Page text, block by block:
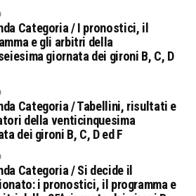
Categoria / I pronostici, il
e gli arbitri della
giornata dei gironi B, C, D
Categoria / Tabellini, risultati e
della venticinquesima
dei gironi B, C, D ed F
Categoria / Si decide il
i pronostici, il programma e